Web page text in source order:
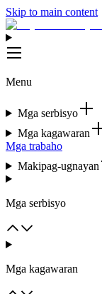
Skip to main content
Menu
Mga serbisyo
Mga kagawaran
Mga trabaho
Makipag-ugnayan
Mga serbisyo
Mga kagawaran